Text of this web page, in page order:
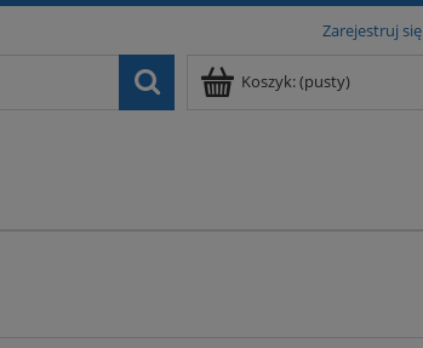
Zarejestruj się
Koszyk:(pusty)